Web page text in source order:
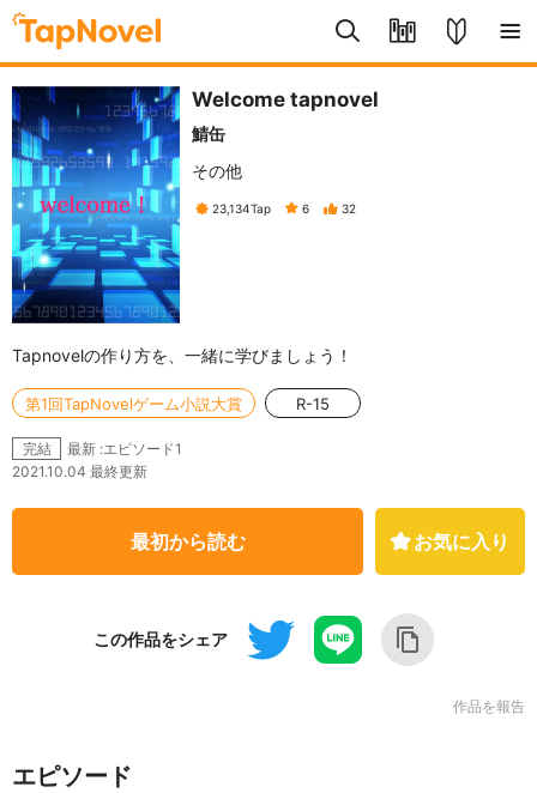
Welcome tapnovel
鯖缶
その他
23,134Tap 6 32
Tapnovelの作り方を、一緒に学びましょう！
第1回TapNovelゲーム小説大賞 R-15
完結
最新 :エピソード1
2021.10.04 最終更新
最初から読む お気に入り
この作品をシェア
作品を報告
エピソード